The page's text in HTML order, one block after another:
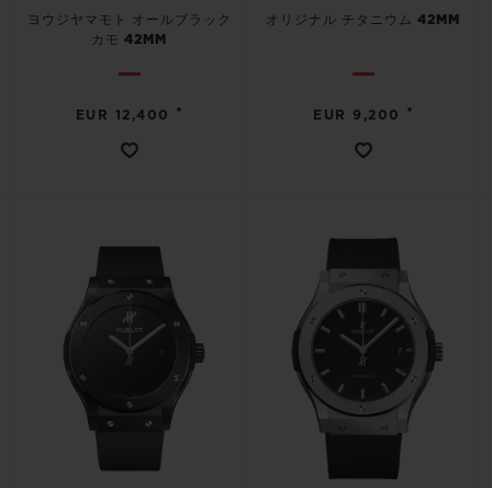
ヨウジヤマモト オールブラック
カモ 42MM
EUR 12,400 •
オリジナル チタニウム 42MM
EUR 9,200 •